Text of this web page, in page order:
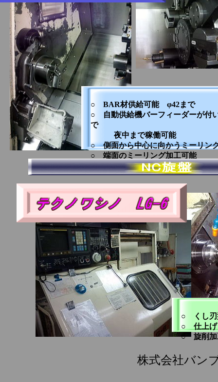
○ BAR材供給可能 φ42まで
○ 自動供給機バーフィーダーが付
で
夜中まで稼働可能
○ 側面から中心に向かうミーリン
○ 端面のミーリング加工可能
○ くし刃
○ 仕上げ
○ 旋削加
株式会社バン